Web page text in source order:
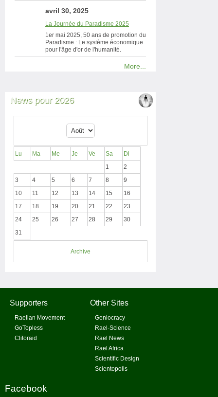
avril 30, 2025
La Journée du Paradisme 2025
1er mai 2025, 50 ans de promotion du
Paradisme : Le système économique
pour l'âge d'or de l'humanité.
More...
News pour 2026
Lu Ma Me Je Ve Sa
Di
1
2
3
4 5 6 7 8
9
10
11 12 13 14 15
16
17
18 19 20 21 22
23
24
25 26 27 28 29
30
31
Archive
Supporters
Raelian Movement
GoTopless
Clitoraid
Other Sites
Geniocracy
Rael-Science
Rael News
Rael Africa
Scientific Design
Scientopolis
Facebook